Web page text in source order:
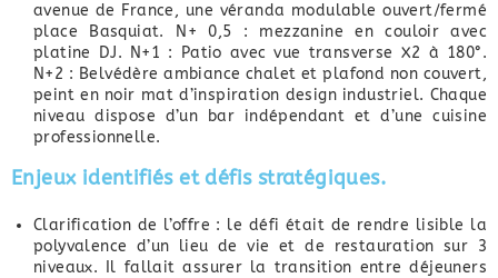
avenue de France, une véranda modulable ouvert/fermé
place Basquiat. N+ 0,5 : mezzanine en couloir avec
platine DJ. N+1 : Patio avec vue transverse X2 à 180°.
N+2 : Belvédère ambiance chalet et plafond non couvert,
peint en noir mat d’inspiration design industriel. Chaque
niveau dispose d’un bar indépendant et d’une cuisine
professionnelle.
Enjeux identifiés et défis stratégiques.
Clarification de l’offre : le défi était de rendre lisible la
polyvalence d’un lieu de vie et de restauration sur 3
niveaux. Il fallait assurer la transition entre déjeuners